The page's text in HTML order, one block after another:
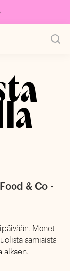
& Co -
Monet
aamiaista
alkaen.